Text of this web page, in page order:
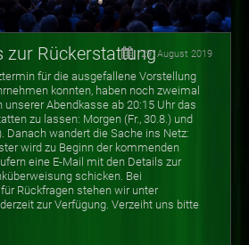
zur Rückerstattung29. August 2019
für die ausgefallene Vorstellung
konnten, haben noch zweimal
Abendkasse ab 20:15 Uhr das
zu lassen: Morgen (Fr., 30.8.) und
Danach wandert die Sache ins Netz:
wird zu Beginn der kommenden
eine E-Mail mit den Details zur
schicken. Bei
Rückfragen stehen wir unter
zur Verfügung. Verzeiht uns bitte